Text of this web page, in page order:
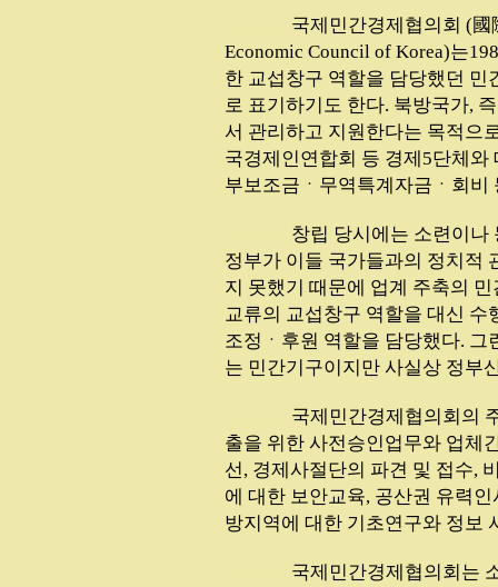
국제민간경제협의회 (國
Economic Council of Korea)는
한 교섭창구 역할을 담당했던 민
로 표기하기도 한다. 북방국가,
서 관리하고 지원한다는 목적으
국경제인연합회 등 경제5단체
부보조금ㆍ무역특계자금ㆍ회비
창립 당시에는 소련이나
정부가 이들 국가들과의 정치적
지 못했기 때문에 업계 주축의
교류의 교섭창구 역할을 대신
조정ㆍ후원 역할을 담당했다.
는 민간기구이지만 사실상 정부
국제민간경제협의회의
출을 위한 사전승인업무와 업체
선, 경제사절단의 파견 및 접수,
에 대한 보안교육, 공산권 유력
방지역에 대한 기초연구와 정보
국제민간경제협의회는